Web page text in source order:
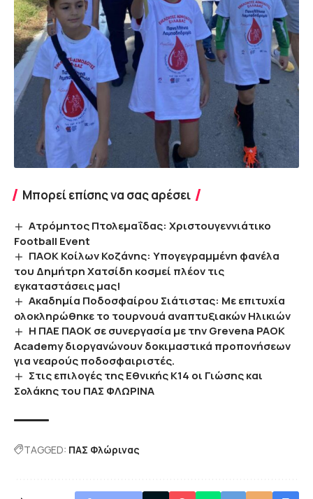
Μπορεί επίσης να σας αρέσει
Ατρόμητος Πτολεμαΐδας: Χριστουγεννιάτικο
Football Event
ΠΑΟΚ Κοίλων Κοζάνης: Υπογεγραμμένη φανέλα
του Δημήτρη Χατσίδη κοσμεί πλέον τις
εγκαταστάσεις μας!
Ακαδημία Ποδοσφαίρου Σιάτιστας: Με επιτυχία
ολοκληρώθηκε το τουρνουά αναπτυξιακών Ηλικιών
Η ΠΑΕ ΠΑΟΚ σε συνεργασία με την Grevena PAOK
Academy διοργανώνουν δοκιμαστικά προπονήσεων
για νεαρούς ποδοσφαιριστές.
Στις επιλογές της Εθνικής Κ14 οι Γιώσης και
Σολάκης του ΠΑΣ ΦΛΩΡΙΝΑ
TAGGED: ΠΑΣ Φλώρινας